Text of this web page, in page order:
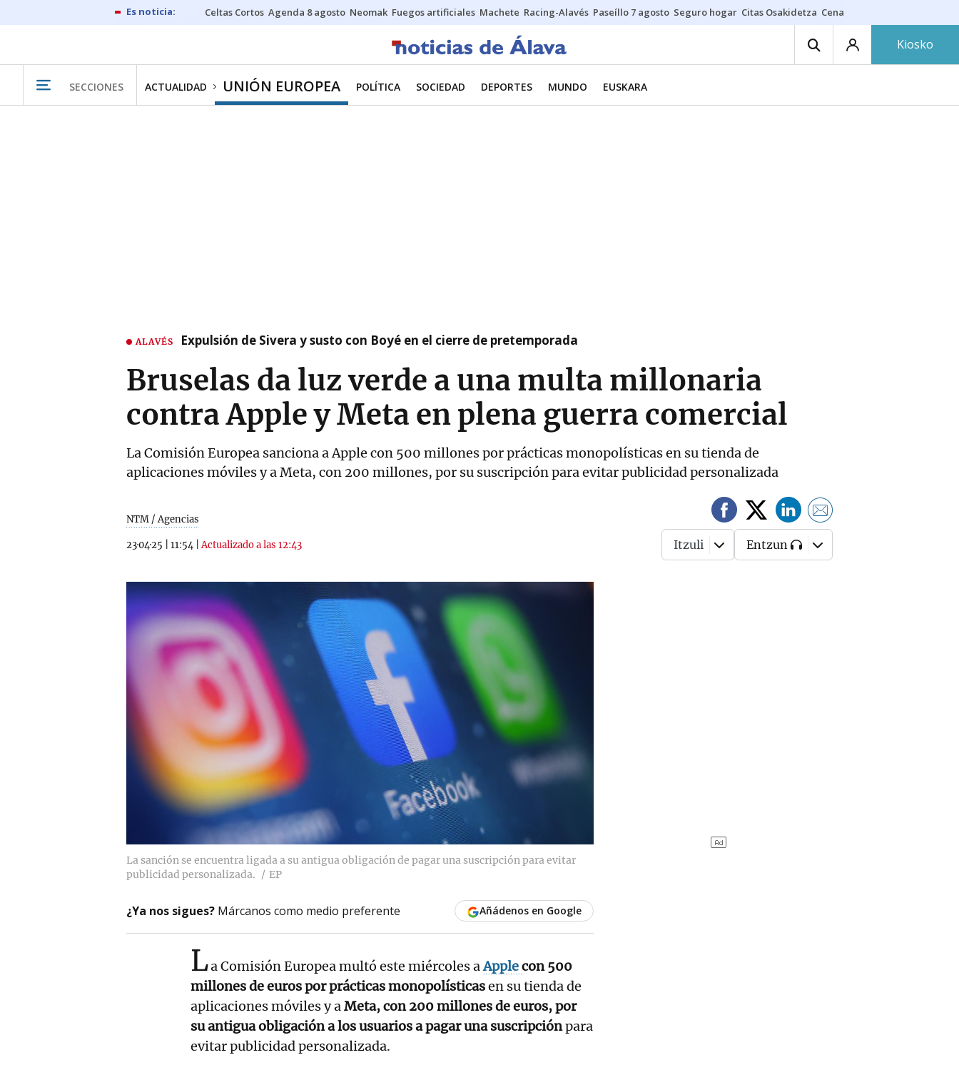
Celtas Cortos Agenda 8 agosto Neomak Fuegos artificiales Machete Racing-Alavés Paseíllo 7 agosto Seguro hogar Citas Osakidetza Cenas nudistas
Kiosko
SECCIONES ACTUALIDAD UNIÓN EUROPEA POLÍTICA SOCIEDAD DEPORTES MUNDO EUSKARA
ALAVÉS Expulsión de Sivera y susto con Boyé en el cierre de pretemporada
Bruselas da luz verde a una multa millonaria
contra Apple y Meta en plena guerra comercial
La Comisión Europea sanciona a Apple con 500 millones por prácticas monopolísticas en su tienda de
aplicaciones móviles y a Meta, con 200 millones, por su suscripción para evitar publicidad personalizada
NTM / Agencias
23·04·25 11:54 |Actualizado a las 12:43 Itzuli Entzun
La sanción se encuentra ligada a su antigua obligación de pagar una suscripción para evitar
publicidad personalizada.
EP
¿Ya nos sigues? Márcanos como medio preferente Añádenos en Google
La Comisión Europea multó este miércoles aApplecon 500
millones de euros por prácticas monopolísticasen su tienda de
aplicaciones móviles y aMeta, con 200 millones de euros, por
su antigua obligación a los usuarios a pagar una suscripciónpara
evitar publicidad personalizada.